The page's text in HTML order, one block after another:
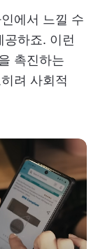
에서 느낄 수
공하죠. 이런
촉진하는
려 사회적